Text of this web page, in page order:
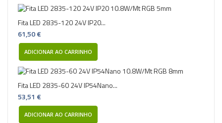
Fita LED 2835-120 24V IP20...
61,50 €
ADICIONAR AO CARRINHO
Fita LED 2835-60 24V IP54Nano...
53,51 €
ADICIONAR AO CARRINHO